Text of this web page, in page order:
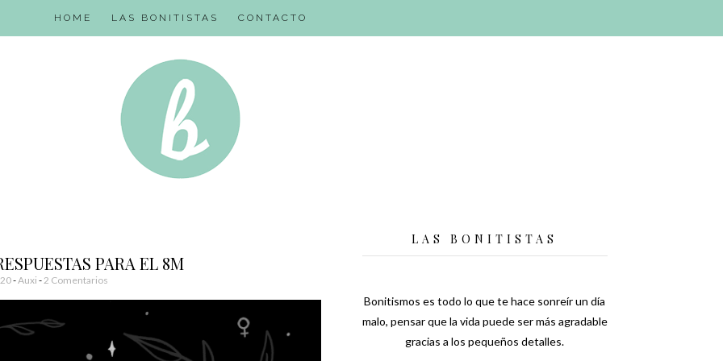
HOME LAS BONITISTAS CONTACTO
PARA EL 8M
-Auxi 2 Comentarios
LAS BONITISTAS
Bonitismos es todo lo que te hace sonreír un día
malo, pensar que la vida puede ser más agradable
gracias a los pequeños detalles.